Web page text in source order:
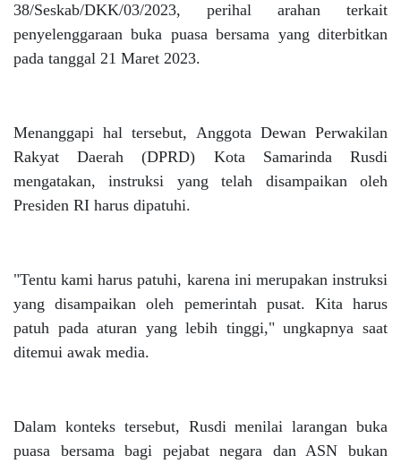
38/Seskab/DKK/03/2023, perihal arahan terkait
penyelenggaraan buka puasa bersama yang diterbitkan
pada tanggal 21 Maret 2023.
Menanggapi hal tersebut, Anggota Dewan Perwakilan
Rakyat Daerah (DPRD) Kota Samarinda Rusdi
mengatakan, instruksi yang telah disampaikan oleh
Presiden RI harus dipatuhi.
"Tentu kami harus patuhi, karena ini merupakan instruksi
yang disampaikan oleh pemerintah pusat. Kita harus
patuh pada aturan yang lebih tinggi," ungkapnya saat
ditemui awak media.
Dalam konteks tersebut, Rusdi menilai larangan buka
puasa bersama bagi pejabat negara dan ASN bukan